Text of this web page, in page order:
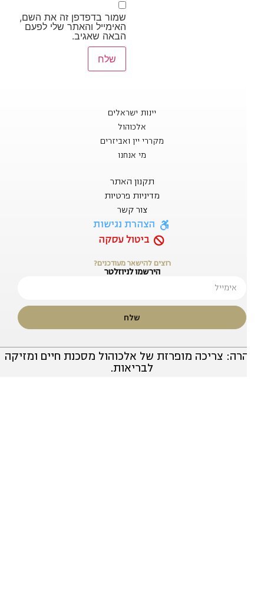
שמור בדפדפן זה את השם,
האימייל והאתר שלי לפעם
הבאה שאגיב.
יינות ישראלים
אלכוהול
מקררי יין ואביזרים
מי אנחנו
תקנון האתר
מדיניות פרטיות
צור קשר
הצהרת נגישות
ביטול עסקה
רוצים להישאר מעודכנים?
הירשמו לניוזלטר
צריכה מופרזת של אלכוהול מסכנת חיים ומזיקה
לבריאות.